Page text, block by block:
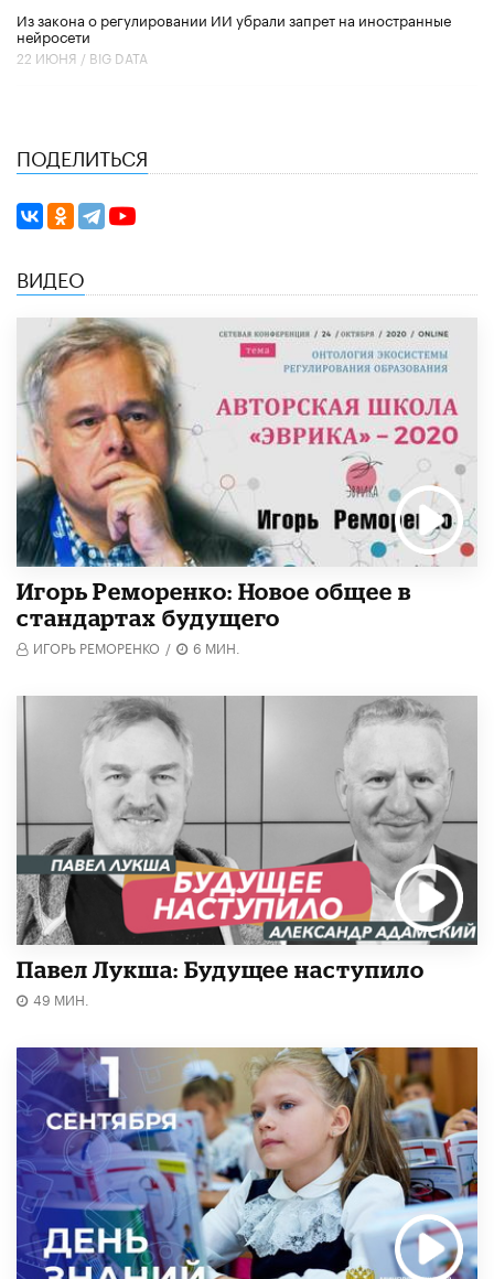
Из закона о регулировании ИИ убрали запрет на иностранные
нейросети
22 ИЮНЯ / BIG DATA
ПОДЕЛИТЬСЯ
ВИДЕО
Игорь Реморенко: Новое общее в
стандартах будущего
ИГОРЬ РЕМОРЕНКО / 6 МИН.
Павел Лукша: Будущее наступило
49 МИН.